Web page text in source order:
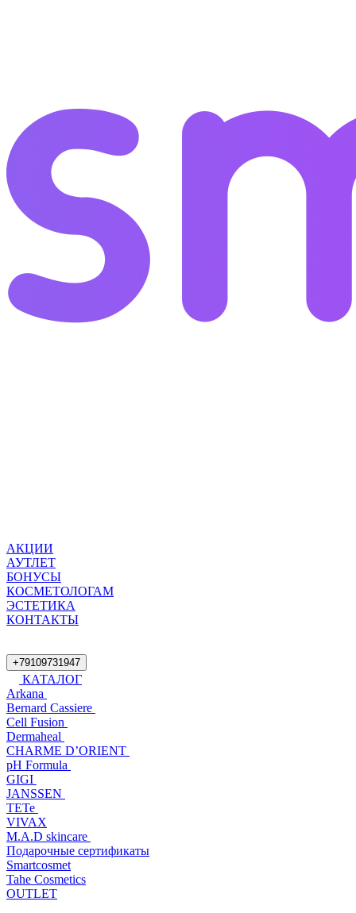
АКЦИИ
АУТЛЕТ
БОНУСЫ
КОСМЕТОЛОГАМ
ЭСТЕТИКА
КОНТАКТЫ
+79109731947
КАТАЛОГ
Arkana
Bernard Cassiere
Cell Fusion
Dermaheal
CHARME D’ORIENT
pH Formula
GIGI
JANSSEN
TETe
VIVAX
M.A.D skincare
Подарочные сертификаты
Smartcosmet
Tahe Cosmetics
OUTLET